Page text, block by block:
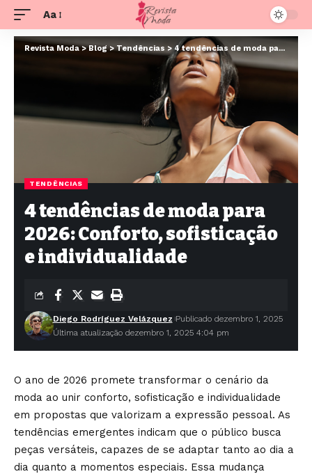
Aa
Revista Moda>Blog>Tendências > 4 tendências de moda para 2026: Conforto, sofisticação e individualidade
TENDÊNCIAS
4 tendências de moda para
2026: Conforto, sofisticação
e individualidade
Última atualização dezembro 1, 2025 4:04 pm
Diego Rodríguez Velázquez Publicado dezembro 1, 2025
O ano de 2026 promete transformar o cenário da
moda ao unir conforto, sofisticação e individualidade
em propostas que valorizam a expressão pessoal. As
tendências emergentes indicam que o público busca
peças versáteis, capazes de se adaptar tanto ao dia a
dia quanto a momentos especiais. Essa mudança